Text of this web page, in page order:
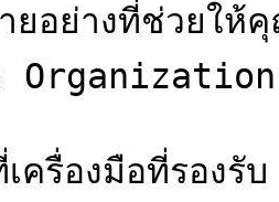
ายอย่างที่ช่วยใ
Organization
เครื่องมือที่รอ